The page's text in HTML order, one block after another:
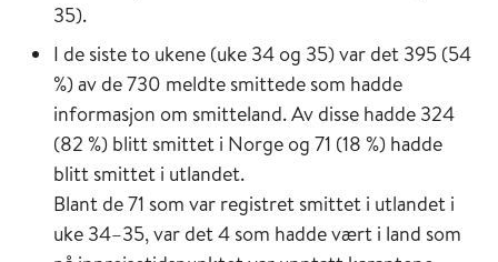
35).
I de siste to ukene (uke 34 og 35) var det 395 (54
%) av de 730 meldte smittede som hadde
informasjon om smitteland. Av disse hadde 324
(82 %) blitt smittet i Norge og 71 (18 %) hadde
blitt smittet i utlandet.
Blant de 71 som var registret smittet i utlandet i
uke 34–35, var det 4 som hadde vært i land som